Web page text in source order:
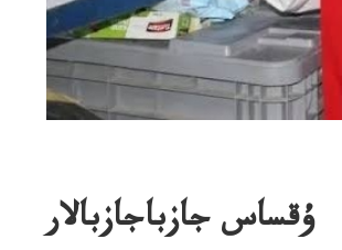
ۇقساس جازباجازبالار